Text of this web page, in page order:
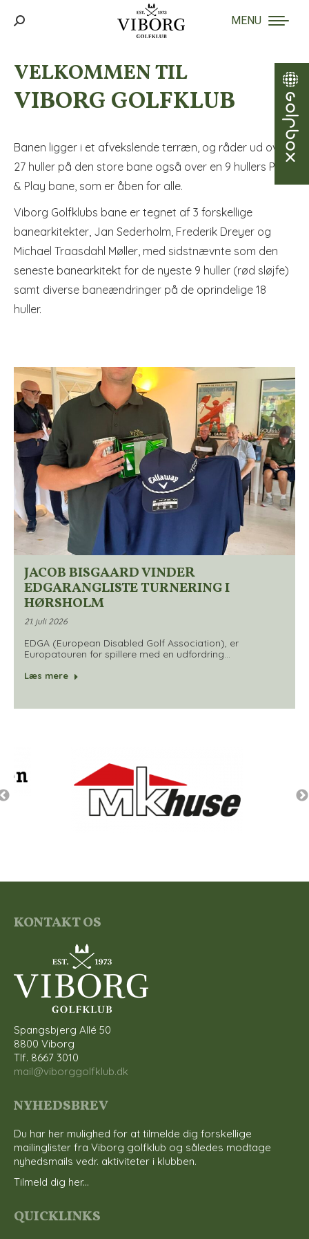
MENU
Search:
VELKOMMEN TIL
VIBORG GOLFKLUB
Banen ligger i et afvekslende terræn, og råder ud over
27 huller på den store bane også over en 9 hullers Pay
& Play bane, som er åben for alle.
Viborg Golfklubs bane er tegnet af 3 forskellige
banearkitekter, Jan Sederholm, Frederik Dreyer og
Michael Traasdahl Møller, med sidstnævnte som den
seneste banearkitekt for de nyeste 9 huller (rød sløjfe)
samt diverse baneændringer på de oprindelige 18
huller.
JACOB BISGAARD VINDER
EDGARANGLISTE TURNERING I
HØRSHOLM
21. juli 2026
EDGA (European Disabled Golf Association), er
Europatouren for spillere med en udfordring…
Læs mere
KONTAKT OS
Spangsbjerg Allé 50
8800 Viborg
Tlf. 8667 3010
mail@viborggolfklub.dk
NYHEDSBREV
Du har her mulighed for at tilmelde dig forskellige
mailinglister fra Viborg golfklub og således modtage
nyhedsmails vedr. aktiviteter i klubben.
Tilmeld dig her...
QUICKLINKS